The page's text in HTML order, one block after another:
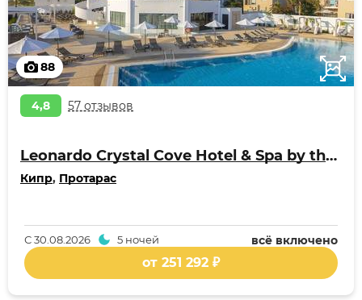
88
4,8 57 отзывов
Leonardo Crystal Cove Hotel & Spa by the sea
Кипр, Протарас
всё включено
С30.08.2026 5 ночей
от 251 292 ₽